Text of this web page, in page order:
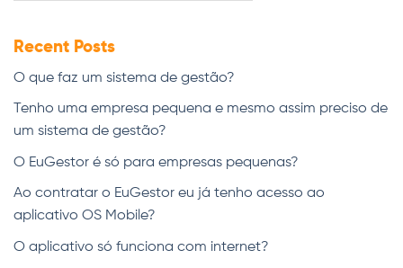
Recent Posts
O que faz um sistema de gestão?
Tenho uma empresa pequena e mesmo assim preciso de
um sistema de gestão?
O EuGestor é só para empresas pequenas?
Ao contratar o EuGestor eu já tenho acesso ao
aplicativo OS Mobile?
O aplicativo só funciona com internet?